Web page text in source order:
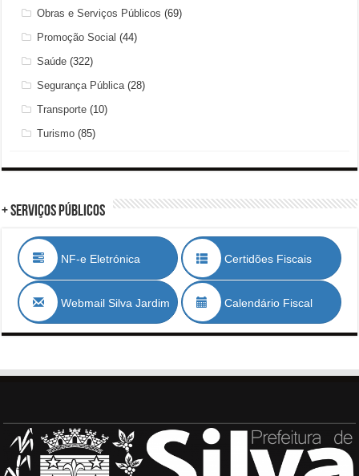
Obras e Serviços Públicos (69)
Promoção Social (44)
Saúde (322)
Segurança Pública (28)
Transporte (10)
Turismo (85)
+ Serviços Públicos
NF-e Eletrónica Certidões Fiscais
Webmail Silva Jardim Calendário Fiscal